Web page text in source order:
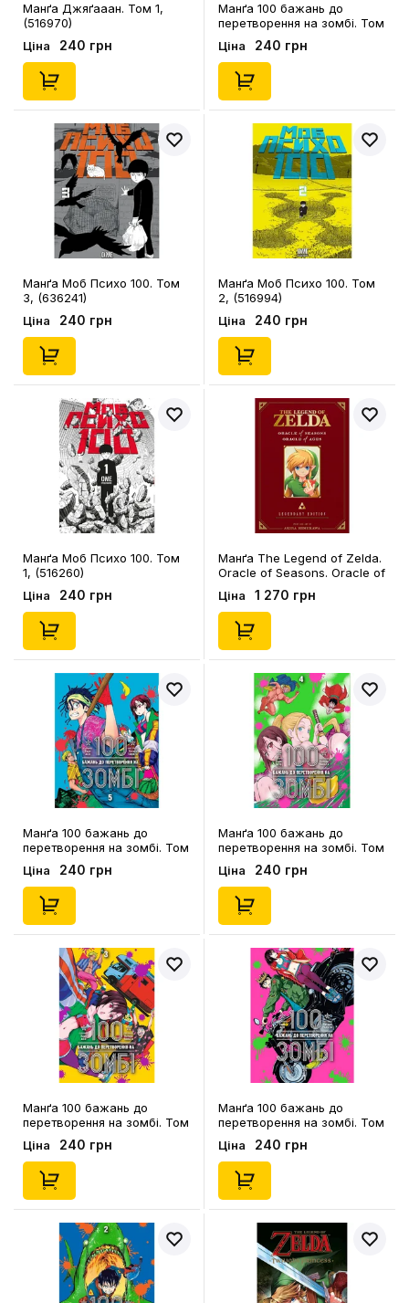
Манґа Джяґааан. Том 1,
(516970)
Ціна 240 грн
Манґа 100 бажань до
перетворення на зомбі. Том
6, (636302)
Ціна 240 грн
Манґа Моб Психо 100. Том
3, (636241)
Ціна 240 грн
Манґа Моб Психо 100. Том
2, (516994)
Ціна 240 грн
Манґа Моб Психо 100. Том
1, (516260)
Ціна 240 грн
Манґа The Legend of Zelda.
Oracle of Seasons. Oracle of
Ages. Legendary Edition.
Volume 2, (589602)
Ціна 1 270 грн
Манґа 100 бажань до
перетворення на зомбі. Том
5, (516758)
Ціна 240 грн
Манґа 100 бажань до
перетворення на зомбі. Том
4, (516277)
Ціна 240 грн
Манґа 100 бажань до
перетворення на зомбі. Том
3, (516109)
Ціна 240 грн
Манґа 100 бажань до
перетворення на зомбі. Том
1, (396572)
Ціна 240 грн